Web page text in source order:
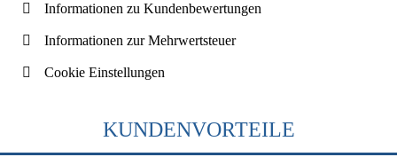
Informationen zu Kundenbewertungen
Informationen zur Mehrwertsteuer
Cookie Einstellungen
KUNDENVORTEILE